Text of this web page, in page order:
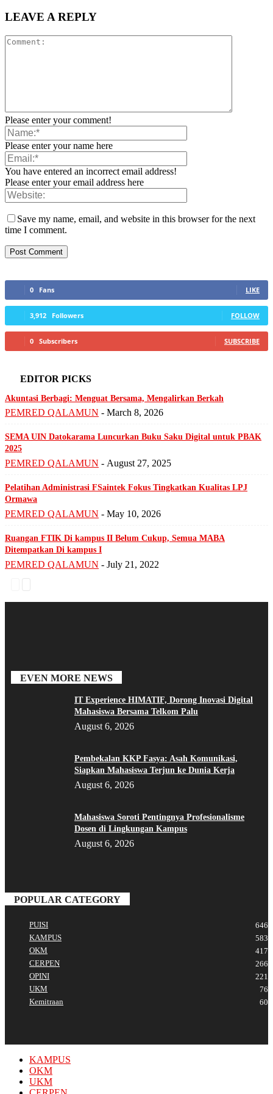
LEAVE A REPLY
Please enter your comment!
Please enter your name here
You have entered an incorrect email address!
Please enter your email address here
Save my name, email, and website in this browser for the next
time I comment.
0 Fans LIKE
3,912 Followers FOLLOW
0 Subscribers SUBSCRIBE
EDITOR PICKS
Akuntasi Berbagi: Menguat Bersama, Mengalirkan Berkah
PEMRED QALAMUN - March 8, 2026
SEMA UIN Datokarama Luncurkan Buku Saku Digital untuk PBAK
2025
PEMRED QALAMUN - August 27, 2025
Pelatihan Administrasi FSaintek Fokus Tingkatkan Kualitas LPJ
Ormawa
PEMRED QALAMUN - May 10, 2026
Ruangan FTIK Di kampus II Belum Cukup, Semua MABA
Ditempatkan Di kampus I
PEMRED QALAMUN - July 21, 2022
EVEN MORE NEWS
IT Experience HIMATIF, Dorong Inovasi Digital
Mahasiswa Bersama Telkom Palu
August 6, 2026
Pembekalan KKP Fasya: Asah Komunikasi,
Siapkan Mahasiswa Terjun ke Dunia Kerja
August 6, 2026
Mahasiswa Soroti Pentingnya Profesionalisme
Dosen di Lingkungan Kampus
August 6, 2026
POPULAR CATEGORY
PUISI
646
KAMPUS
583
OKM
417
CERPEN
266
OPINI
221
UKM
76
Kemitraan
60
KAMPUS
OKM
UKM